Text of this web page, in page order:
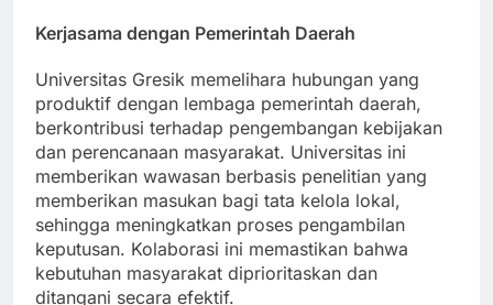
Universitas Gresik memelihara hubungan yang
produktif dengan lembaga pemerintah daerah,
berkontribusi terhadap pengembangan kebijakan
dan perencanaan masyarakat. Universitas ini
memberikan wawasan berbasis penelitian yang
memberikan masukan bagi tata kelola lokal,
sehingga meningkatkan proses pengambilan
keputusan. Kolaborasi ini memastikan bahwa
kebutuhan masyarakat diprioritaskan dan